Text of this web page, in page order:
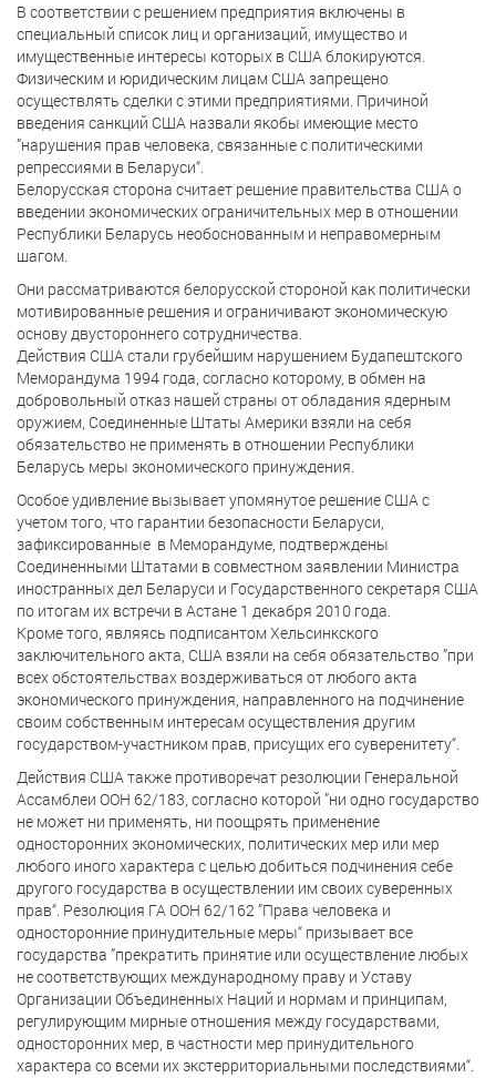
В соответствии с решением предприятия включены в
специальный список лиц и организаций, имущество и
имущественные интересы которых в США блокируются.
Физическим и юридическим лицам США запрещено
осуществлять сделки с этими предприятиями. Причиной
введения санкций США назвали якобы имеющие место
”нарушения прав человека, связанные с политическими
репрессиями в Беларуси“.
Белорусская сторона считает решение правительства США о
введении экономических ограничительных мер в отношении
Республики Беларусь необоснованным и неправомерным
шагом.
Они рассматриваются белорусской стороной как политически
мотивированные решения и ограничивают экономическую
основу двустороннего сотрудничества.
Действия США стали грубейшим нарушением Будапештского
Меморандума 1994 года, согласно которому, в обмен на
добровольный отказ нашей страны от обладания ядерным
оружием, Соединенные Штаты Америки взяли на себя
обязательство не применять в отношении Республики
Беларусь меры экономического принуждения.
Особое удивление вызывает упомянутое решение США с
учетом того, что гарантии безопасности Беларуси,
зафиксированные в Меморандуме, подтверждены
Соединенными Штатами в совместном заявлении Министра
иностранных дел Беларуси и Государственного секретаря США
по итогам их встречи в Астане 1 декабря 2010 года.
Кроме того, являясь подписантом Хельсинкского
заключительного акта, США взяли на себя обязательство ”при
всех обстоятельствах воздерживаться от любого акта
экономического принуждения, направленного на подчинение
своим собственным интересам осуществления другим
государством-участником прав, присущих его суверенитету“.
Действия США также противоречат резолюции Генеральной
Ассамблеи ООН 62/183, согласно которой ”ни одно государство
не может ни применять, ни поощрять применение
односторонних экономических, политических мер или мер
любого иного характера с целью добиться подчинения себе
другого государства в осуществлении им своих суверенных
прав“. Резолюция ГА ООН 62/162 ”Права человека и
односторонние принудительные меры“ призывает все
государства ”прекратить принятие или осуществление любых
не соответствующих международному праву и Уставу
Организации Объединенных Наций и нормам и принципам,
регулирующим мирные отношения между государствами,
односторонних мер, в частности мер принудительного
характера со всеми их экстерриториальными последствиями“.